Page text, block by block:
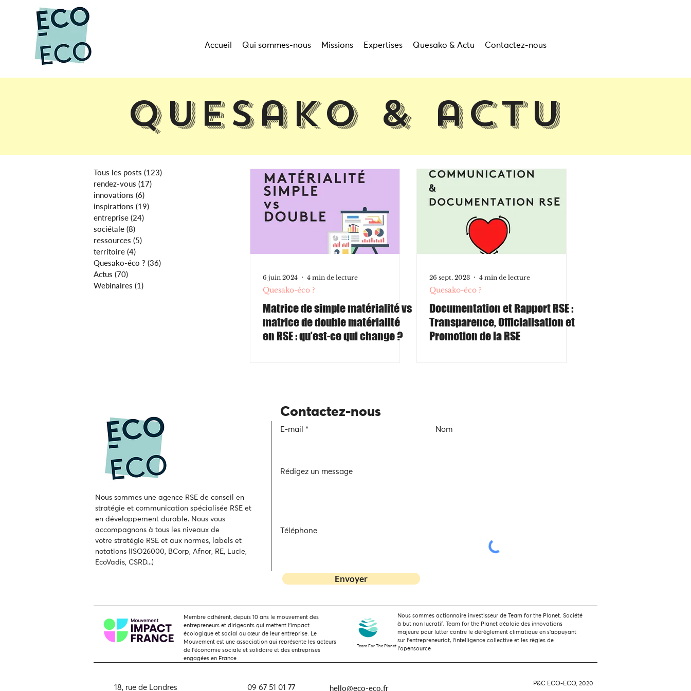
Accueil Qui sommes-nous Missions Expertises Quesako & Actu Contactez-nous
Quesako & actu
Tous les posts (123)
rendez-vous (17)
innovations (6)
inspirations (19)
entreprise (24)
sociétale (8)
ressources (5)
territoire (4)
Quesako-éco ? (36)
Actus (70)
Webinaires (1)
6 juin 2024 4 min de lecture
Quesako-éco ?
Matrice de simple matérialité vs
matrice de double matérialité
en RSE : qu’est-ce qui change ?
26 sept. 2023 4 min de lecture
Quesako-éco ?
Documentation et Rapport RSE :
Transparence, Officialisation et
Promotion de la RSE
Nous sommes une agence RSE de conseil en
stratégie et communication spécialisée RSE et
en développement durable. Nous vous
accompagnons à tous les niveaux de
votrestratégie RSE et aux normes, labels et
notations (ISO26000, BCorp, Afnor, RE, Lucie,
EcoVadis, CSRD...)
Contactez-nous
E-mail Nom
Rédigez un message
Téléphone
Envoyer
Membre adhérent, depuis 10 ans le mouvement des
entrepreneurs et dirigeants qui mettent l’impact
écologique et social au cœur de leur entreprise. Le
Mouvement est une association qui représente les acteurs
de l'économie sociale et solidaire et des entreprises
engagées en France
Nous sommes actionnaire investisseur de Team for the Planet. Société
à but non lucratif, Team for the Planet déploie des innovations
majeure pour lutter contre le dérèglement climatique en s'appuyant
sur l'entrepreneuriat, l'intelligence collective et les règles de
l'opensource
Team For The Planet
18, rue de Londres 09 67 51 01 77 hello@eco-eco.fr P&C ECO-ECO, 2020